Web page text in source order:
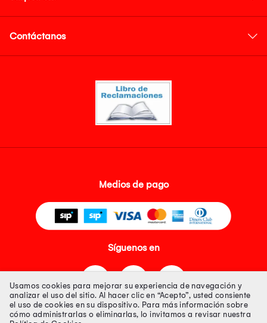
Contáctanos
Medios de pago
Síguenos en
Usamos cookies para mejorar su experiencia de navegación y
analizar el uso del sitio. Al hacer clic en “Acepto”, usted consiente
el uso de cookies en su dispositivo. Para más información sobre
cómo administrarlas o eliminarlas, lo invitamos a revisar nuestra